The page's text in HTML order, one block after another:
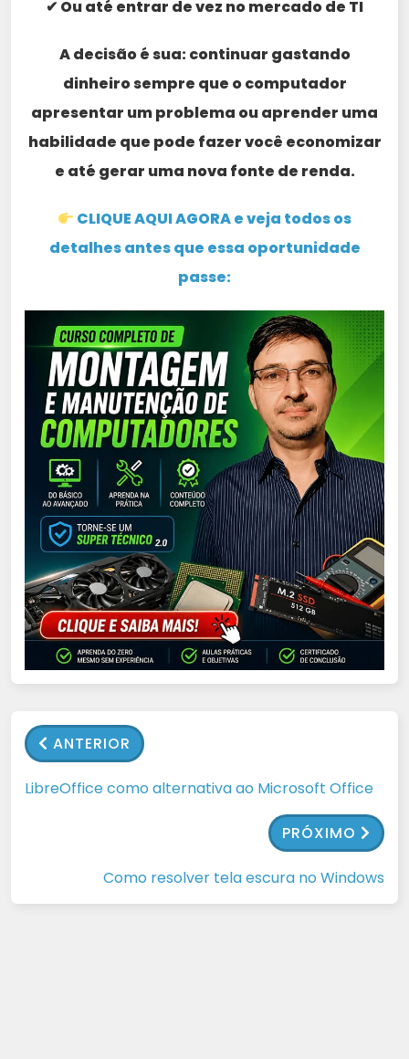
✔ Ou até entrar de vez no mercado de TI
A decisão é sua: continuar gastando
dinheiro sempre que o computador
apresentar um problema ou aprender uma
habilidade que pode fazer você economizar
e até gerar uma nova fonte de renda.
CLIQUE AQUI AGORA e veja todos os
detalhes antes que essa oportunidade
passe:
ANTERIOR
LibreOffice como alternativa ao Microsoft Office
PRÓXIMO
Como resolver tela escura no Windows